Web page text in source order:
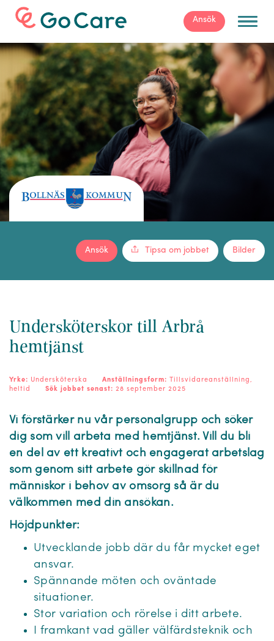
För arbetsgivare Ansök
Bilder
Tipsa om jobbet
Ansök
Undersköterskor till Arbrå
hemtjänst
Yrke: Undersköterska Anställningsform:
Tillsvidareanställning,
heltid
Sök jobbet senast: 28 september 2025
Vi förstärker nu vår personalgrupp och söker
dig som vill arbeta med hemtjänst. Vill du bli
en del av ett kreativt och engagerat arbetslag
som genom sitt arbete gör skillnad för
människor i behov av omsorg så är du
välkommen med din ansökan.
Höjdpunkter:
Utvecklande jobb där du får mycket eget
ansvar.
Spännande möten och oväntade
situationer.
Stor variation och rörelse i ditt arbete.
I framkant vad gäller välfärdsteknik och